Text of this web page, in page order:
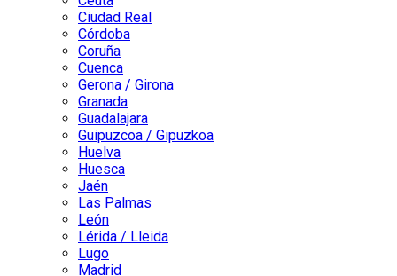
Ciudad Real
Córdoba
Coruña
Cuenca
Gerona / Girona
Granada
Guadalajara
Guipuzcoa / Gipuzkoa
Huelva
Huesca
Jaén
Las Palmas
León
Lérida / Lleida
Lugo
Madrid